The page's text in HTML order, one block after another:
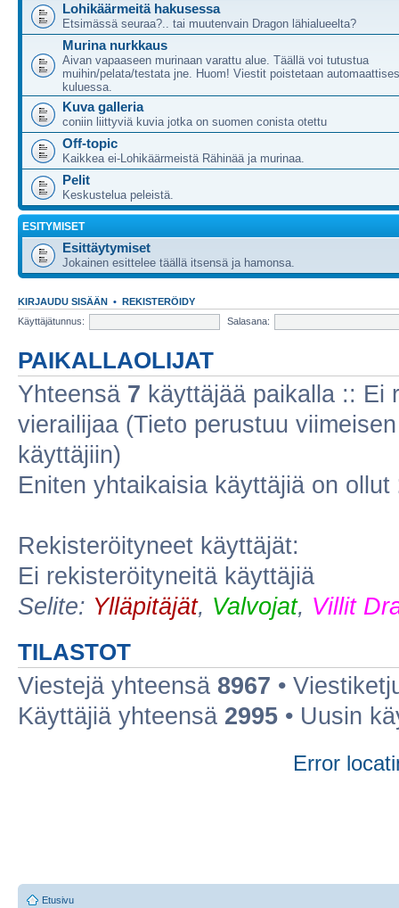
Lohikäärmeitä hakusessa
Etsimässä seuraa?.. tai muutenvain Dragon lähialueelta?
Murina nurkkaus
Aivan vapaaseen murinaan varattu alue. Täällä voi tutustua
muihin/pelata/testata jne. Huom! Viestit poistetaan
kuluessa.
Kuva galleria
coniin liittyviä kuvia jotka on suomen conista otettu
Off-topic
Kaikkea ei-Lohikäärmeistä Rähinää ja murinaa.
Pelit
Keskustelua peleistä.
ESITYMISET
Esittäytymiset
Jokainen esittelee täällä itsensä ja hamonsa.
KIRJAUDU SISÄÄN • REKISTERÖIDY
Käyttäjätunnus:
Salasana:
PAIKALLAOLIJAT
Yhteensä 7 käyttäjää paikalla :: Ei
vierailijaa (Tieto perustuu
käyttäjiin)
Eniten yhtaikaisia käyttäjiä on ollut
Rekisteröityneet käyttäjät:
Ei rekisteröityneitä käyttäjiä
Selite: Ylläpitäjät, Valvojat, Villit
TILASTOT
Viestejä yhteensä 8967 •
Käyttäjiä yhteensä 2995 • Uusin
Error
Etusivu